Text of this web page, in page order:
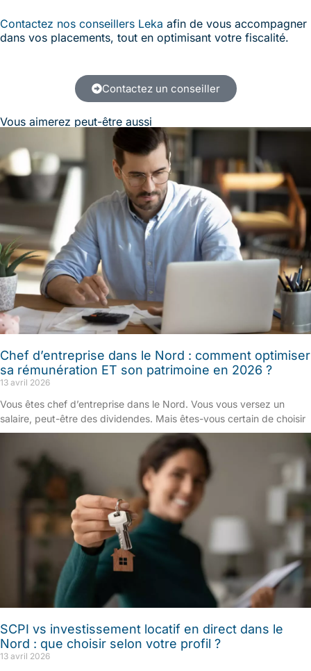
Contactez nos conseillers Leka afin de vous accompagner
dans vos placements, tout en optimisant votre fiscalité.
Contactez un conseiller
Vous aimerez peut-être aussi
Chef d’entreprise dans le Nord : comment optimiser
sa rémunération ET son patrimoine en 2026 ?
13 avril 2026
Vous êtes chef d’entreprise dans le Nord. Vous vous versez un
salaire, peut-être des dividendes. Mais êtes-vous certain de choisir
SCPI vs investissement locatif en direct dans le
Nord : que choisir selon votre profil ?
13 avril 2026